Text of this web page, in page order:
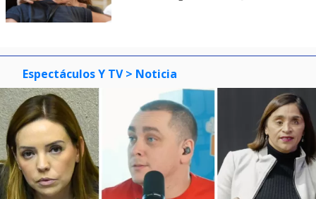
Espectáculos Y TV > Noticia